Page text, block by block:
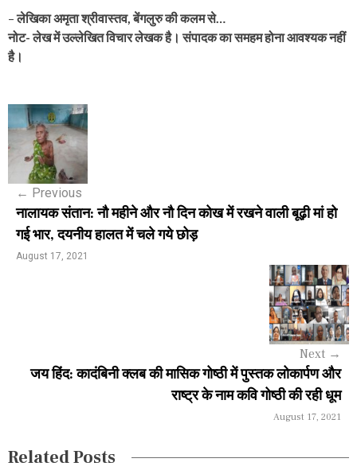
–लेखिका अमृता श्रीवास्तव, बेंगलुरु की कलम से…
नोट- लेख में उल्लेखित विचार लेखक है। संपादक का समहम होना आवश्यक नहीं
है।
P
o
n
a
o
← Previous
नालायक संतान: नौ महीने और नौ दिन कोख में रखने वाली बूढ़ी मां हो
गई भार, दयनीय हालत में चले गये छोड़
August 17, 2021
Next →
जय हिंद: कादंबिनी क्लब की मासिक गोष्ठी में पुस्तक लोकार्पण और
राष्ट्र के नाम कवि गोष्ठी की रही धूम
August 17, 2021
Related Posts